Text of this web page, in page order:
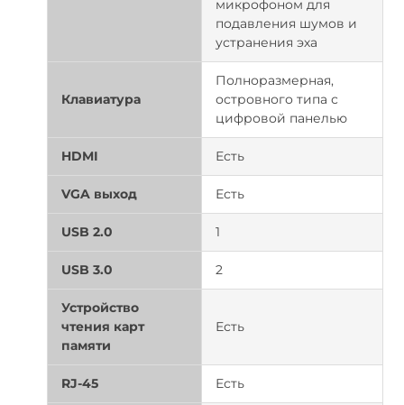
микрофоном для
подавления шумов и
устранения эха
Клавиатура
Полноразмерная,
островного типа с
цифровой панелью
HDMI Есть
VGA выход Есть
USB 2.0 1
USB 3.0 2
Устройство
чтения карт
памяти
Есть
RJ-45 Есть